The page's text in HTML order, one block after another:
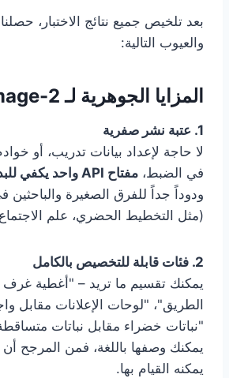
بعد تلخيص جميع نتائج الاختبار،
والعيوب التالية:
المزايا الجوهرية لـ GPT-image-2
1. عتبة نشر صفرية
في الضبط، مفتاح API واحد يكفي للبدء
ودوداً جداً للفرق الصغيرة والباحثين
(مثل التخطيط الحضري، علم
2. فئات قابلة للتخصيص بالكامل
يمكنك تقسيم ما تريد – "أغطية غرف
الطريق"، "لوحات الإعلانات مقابل
"نباتات خضراء مقابل نباتات
يمكنه القيام بها.